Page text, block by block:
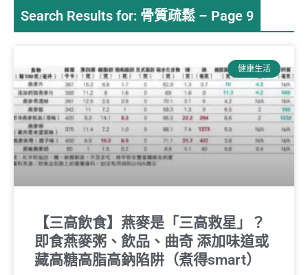
Search Results for: 骨質疏鬆 – Page 9
健康生活
【三高飲食】燕麥是「三高救星」？
即食燕麥粥、飲品、曲奇 添加味道或
藏高糖高脂高鈉陷阱（煮得smart）
Page